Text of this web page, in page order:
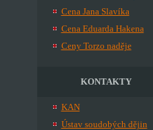
Cena Jana Slavíka
Cena Eduarda Hakena
Ceny Torzo naděje
KONTAKTY
KAN
Ústav soudobých dějin